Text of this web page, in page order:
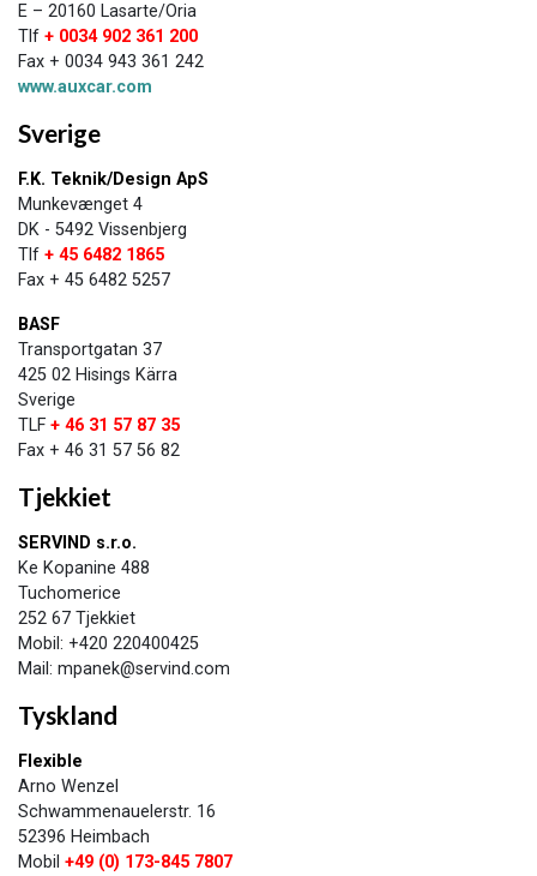
E – 20160 Lasarte/Oria
Tlf + 0034 902 361 200
Fax + 0034 943 361 242
www.auxcar.com
Sverige
F.K. Teknik/Design ApS
Munkevænget 4
DK - 5492 Vissenbjerg
Tlf + 45 6482 1865
Fax + 45 6482 5257
BASF
Transportgatan 37
425 02 Hisings Kärra
Sverige
TLF + 46 31 57 87 35
Fax + 46 31 57 56 82
Tjekkiet
SERVIND s.r.o.
Ke Kopanine 488
Tuchomerice
252 67 Tjekkiet
Mobil: +420 220400425
Mail: mpanek@servind.com​
Tyskland
Flexible
Arno Wenzel
Schwammenauelerstr. 16
52396 Heimbach
Mobil +49 (0) 173-845 7807